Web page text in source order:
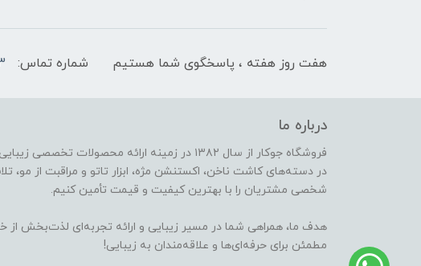
هفت روز هفته ، پاسخگوی شما هستیم شماره تماس:
درباره ما
فروشگاه جوکار از سال ۱۳۸۲ در زمینه ارائه
در دسته‌های کاشت ناخن، اکستنشن مژه، ابزار تاتو و مراقبت از مو،
شخصی مشتریان را با بهترین کیفیت و قیمت تأمین کنیم.
هدف ما، همراهی شما در مسیر زیبایی و ارائه تجربه‌ای لذت‌بخش از
مطمئن برای حرفه‌ای‌ها و علاقه‌مندان به زیبایی!